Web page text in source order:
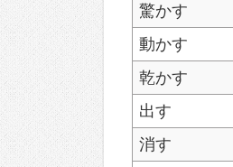
驚かす
動かす
乾かす
出す
消す